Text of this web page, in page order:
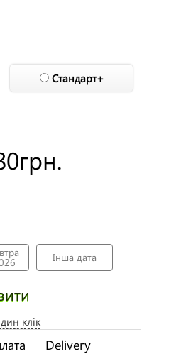
Стандарт+
грн.
Інша дата
клік
Delivery